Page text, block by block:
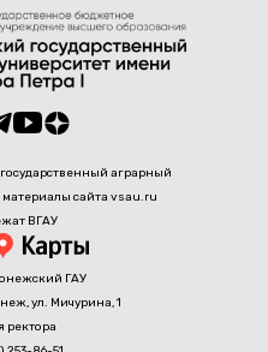
аграрный
материалы сайта vsau.ru
ВГАУ
ГАУ
ул. Мичурина, 1
ректора